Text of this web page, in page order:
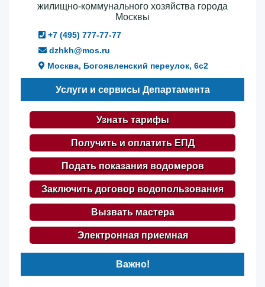
жилищно-коммунального хозяйства города
Москвы
+7 (495) 777-77-77
dzhkh@mos.ru
Москва, Богоявленский переулок, 6с2
Услуги и сервисы Департамента
Узнать тарифы
Получить и оплатить ЕПД
Подать показания водомеров
Заключить договор водопользования
Вызвать мастера
Электронная приемная
Важно!